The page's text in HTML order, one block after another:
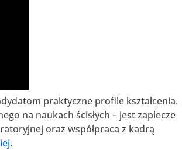
praktyczne profile kształcenia.
na naukach ścisłych – jest zaplecze
oraz współpraca z kadrą
.